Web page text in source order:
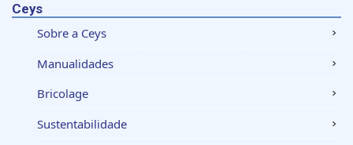
Ceys
Sobre a Ceys
Manualidades
Bricolage
Sustentabilidade